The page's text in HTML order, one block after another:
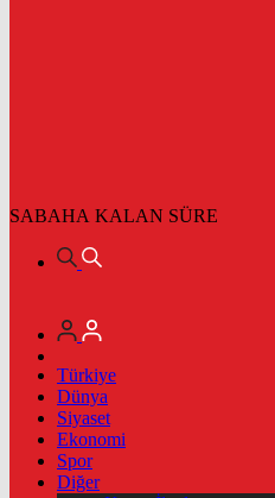
SABAHA KALAN SÜRE
Türkiye
Dünya
Siyaset
Ekonomi
Spor
Diğer